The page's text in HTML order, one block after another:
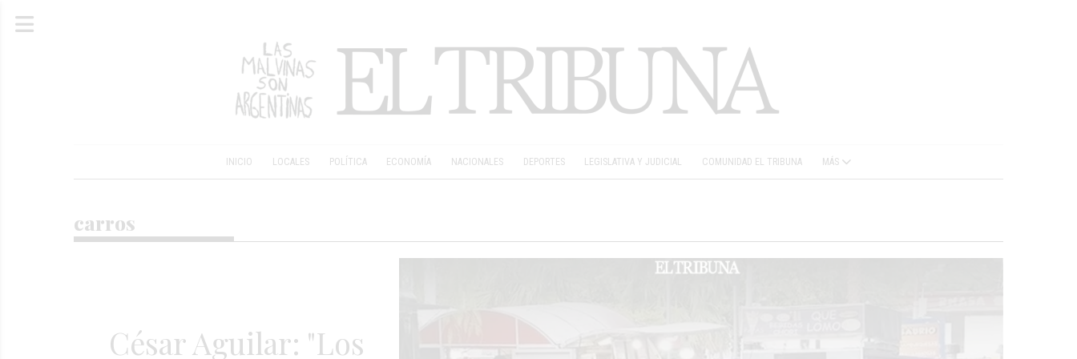
INICIO LOCALES POLÍTICA ECONOMÍA NACIONALES DEPORTES LEGISLATIVA Y JUDICIAL COMUNIDAD EL TRIBUNA MÁS
carros
César Aguilar: "Los